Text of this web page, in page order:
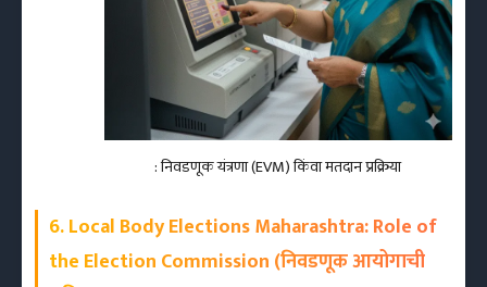
: निवडणूक यंत्रणा (EVM) किंवा मतदान प्रक्रिया
6. Local Body Elections Maharashtra: Role of
the Election Commission (निवडणूक आयोगाची